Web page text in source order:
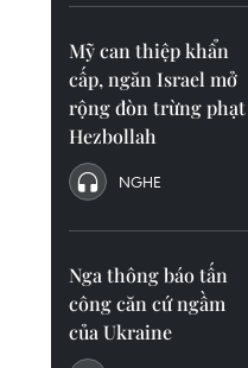
Mỹ can thiệp khẩn
cấp, ngăn Israel mở
rộng đòn trừng phạt
Hezbollah
NGHE
Nga thông báo tấn
công căn cứ ngầm
của Ukraine